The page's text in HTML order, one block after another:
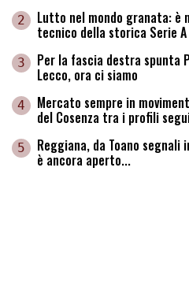
2 Lutto nel mondo granata: è
tecnico della storica Serie A
3 Per la fascia destra spunta
Lecco, ora ci siamo
4 Mercato sempre in
del Cosenza tra i profili
5 Reggiana, da Toano
è ancora aperto...